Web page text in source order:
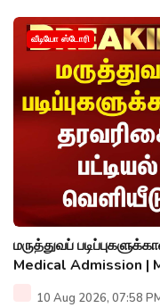
வீடியோ ஸ்டோரி
மருத்துவப்
Medical Admission |
10 Aug 2026, 07:58